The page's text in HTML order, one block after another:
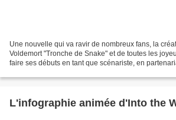
Une nouvelle qui va ravir de nombreux fans, la
Voldemort "Tronche de Snake" et de toutes les
faire ses débuts en tant que scénariste, en
L'infographie animée d'Into the